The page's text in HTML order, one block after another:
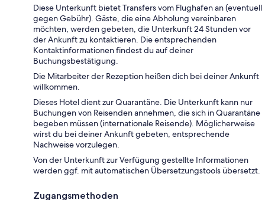
Diese Unterkunft bietet Transfers vom Flughafen an (eventuell
gegen Gebühr). Gäste, die eine Abholung vereinbaren
möchten, werden gebeten, die Unterkunft 24 Stunden vor
der Ankunft zu kontaktieren. Die entsprechenden
Kontaktinformationen findest du auf deiner
Buchungsbestätigung.
Die Mitarbeiter der Rezeption heißen dich bei deiner Ankunft
willkommen.
Dieses Hotel dient zur Quarantäne. Die Unterkunft kann nur
Buchungen von Reisenden annehmen, die sich in Quarantäne
begeben müssen (internationale Reisende). Möglicherweise
wirst du bei deiner Ankunft gebeten, entsprechende
Nachweise vorzulegen.
Von der Unterkunft zur Verfügung gestellte Informationen
werden ggf. mit automatischen Übersetzungstools übersetzt.
Zugangsmethoden